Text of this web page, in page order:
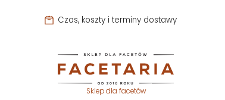
Czas, koszty i terminy dostawy
Sklep dla facetów